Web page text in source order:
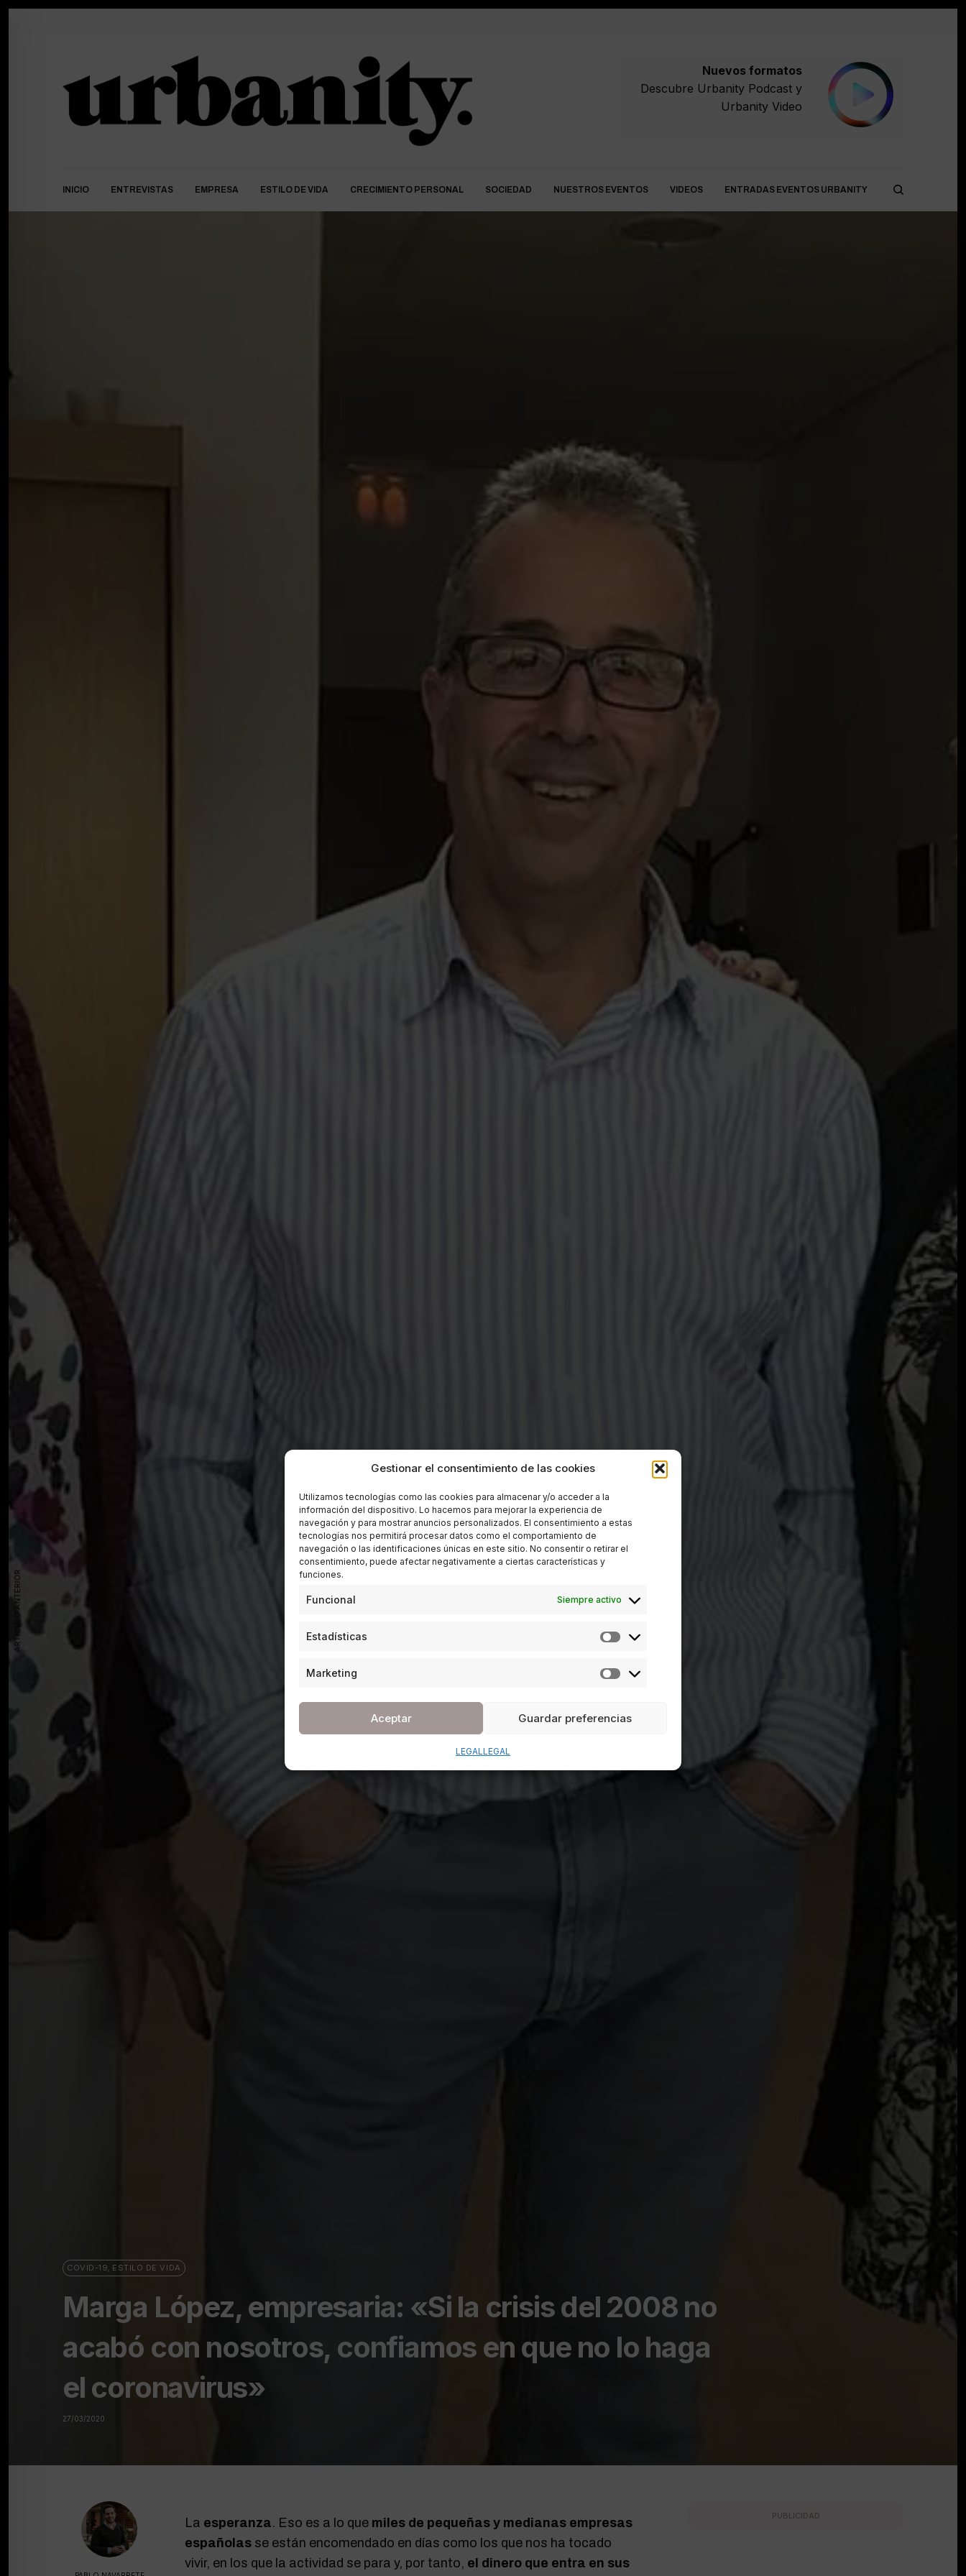
Gestionar el consentimiento de las cookies
Utilizamos tecnologías como las cookies para almacenar y/o acceder a la
información del dispositivo. Lo hacemos para mejorar la experiencia de
navegación y para mostrar anuncios personalizados. El consentimiento a estas
tecnologías nos permitirá procesar datos como el comportamiento de
navegación o las identificaciones únicas en este sitio. No consentir o retirar el
consentimiento, puede afectar negativamente a ciertas características y
funciones.
Funcional Siempre activo
Estadísticas
Marketing
Aceptar Guardar preferencias
LEGALLEGAL
Nuevos formatos
Descubre Urbanity Podcasty
Urbanity Video
INICIO ENTREVISTAS EMPRESA ESTILO DE VIDA CRECIMIENTO PERSONAL SOCIEDAD NUESTROS EVENTOS VIDEOS ENTRADAS EVENTOS URBANITY
COVID-19, ESTILO DE VIDA
Marga López, empresaria: «Si la crisis del 2008 no
acabó con nosotros, confiamos en que no lo haga
el coronavirus»
27/03/2020
La esperanza. Eso es a lo que miles de pequeñas y medianas empresas
españolas se están encomendado en días como los que nos ha tocado
vivir, en los que la actividad se para y, por tanto, el dinero que entra en sus
PUBLICIDAD
ARTÍCULO ANTERIOR